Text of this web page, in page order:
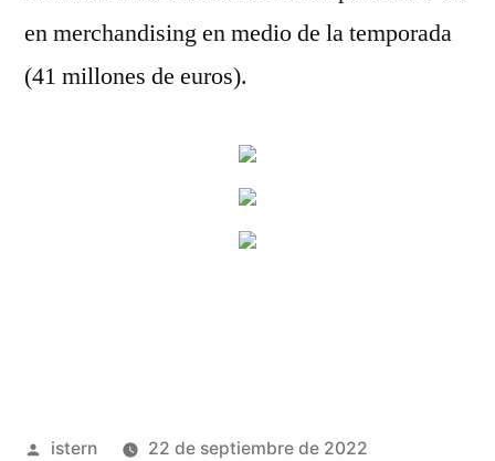
en merchandising en medio de la temporada
(41 millones de euros).
Publicado
istern
22 de septiembre de 2022